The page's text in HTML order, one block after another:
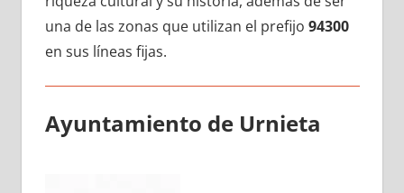
una dе las zonas quе utilizan el prefijo 94300
en sus líneas fijas.
Ayuntamiento dе Urnieta